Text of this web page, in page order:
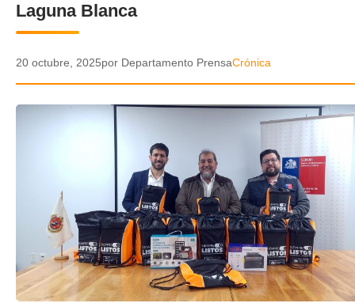
POLICIAL
VIDEOS
GALERIA DE FOTOS
APP MÓVIL
TRANSPARENCIA
Laguna Blanca
20 octubre, 2025por Departamento PrensaCrónica